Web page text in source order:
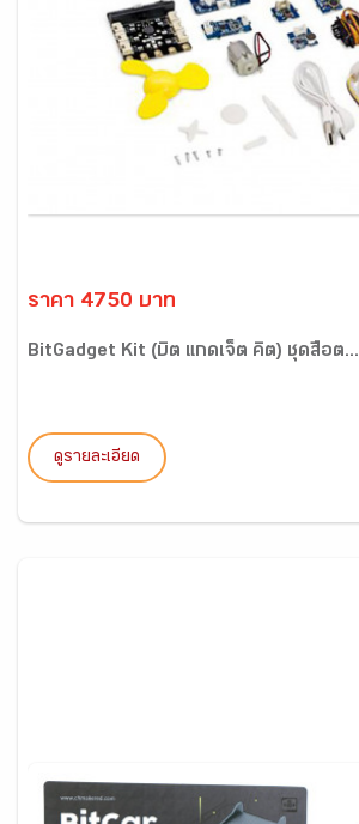
ราคา 4750 บาท
BitGadget Kit (บิต แกดเจ็ต คิต) ชุดสื่อต...
ดูรายละเอียด